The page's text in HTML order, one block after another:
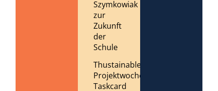
Szymkowiak
zur
Zukunft
der
Schule
Thustainable
Projektwoche
Taskcard